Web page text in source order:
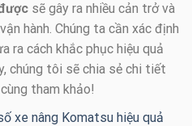
sẽ gây ra nhiều cản trở và
hành. Chúng ta cần xác định
ra cách khắc phục hiệu quả
chúng tôi sẽ chia sẻ chi tiết
tham khảo!
xe nâng Komatsu hiệu quả